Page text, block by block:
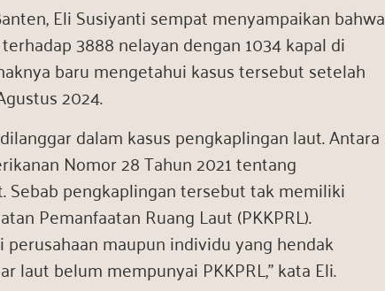
Eli Susiyanti sempat menyampaikan bahwa
3888 nelayan dengan 1034 kapal di
baru mengetahui kasus tersebut setelah
2024.
dalam kasus pengkaplingan laut. Antara
Nomor 28 Tahun 2021 tentang
Sebab pengkaplingan tersebut tak memiliki
Pemanfaatan Ruang Laut (PKKPRL).
maupun individu yang hendak
laut belum mempunyai PKKPRL,” kata Eli.